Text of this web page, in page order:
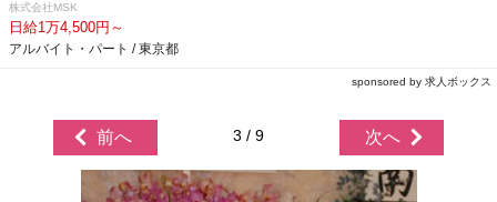
株式会社MSK
日給1万4,500円～
アルバイト・パート / 東京都
sponsored by 求人ボックス
前へ 3 / 9 次へ